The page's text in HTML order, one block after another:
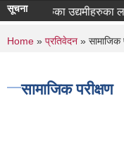
सूचना फर्केका उद्यमीहरुका
You are
Home » प्रतिवेदन » सामाजिक
सामाजिक परीक्षण